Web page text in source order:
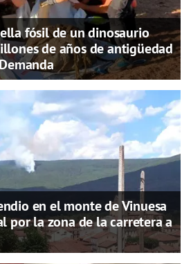
fósil de un dinosaurio
de años de antigüedad
en el monte de Vinuesa
por la zona de la carretera a